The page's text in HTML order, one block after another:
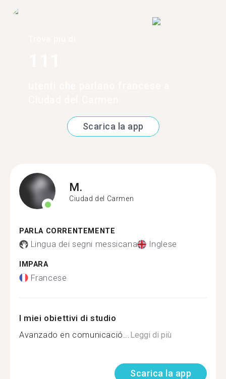
Scarica la app
M.
Ciudad del Carmen
PARLA CORRENTEMENTE
Lingua dei segni messicana Inglese
IMPARA
Francese
I miei obiettivi di studio
Avanzado en comunicació... Leggi di più
Scarica la app